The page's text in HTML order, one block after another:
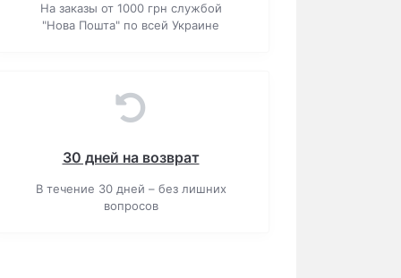
На заказы от 1000 грн службой
"Нова Пошта" по всей Украине
30 дней на возврат
В течение 30 дней – без лишних
вопросов